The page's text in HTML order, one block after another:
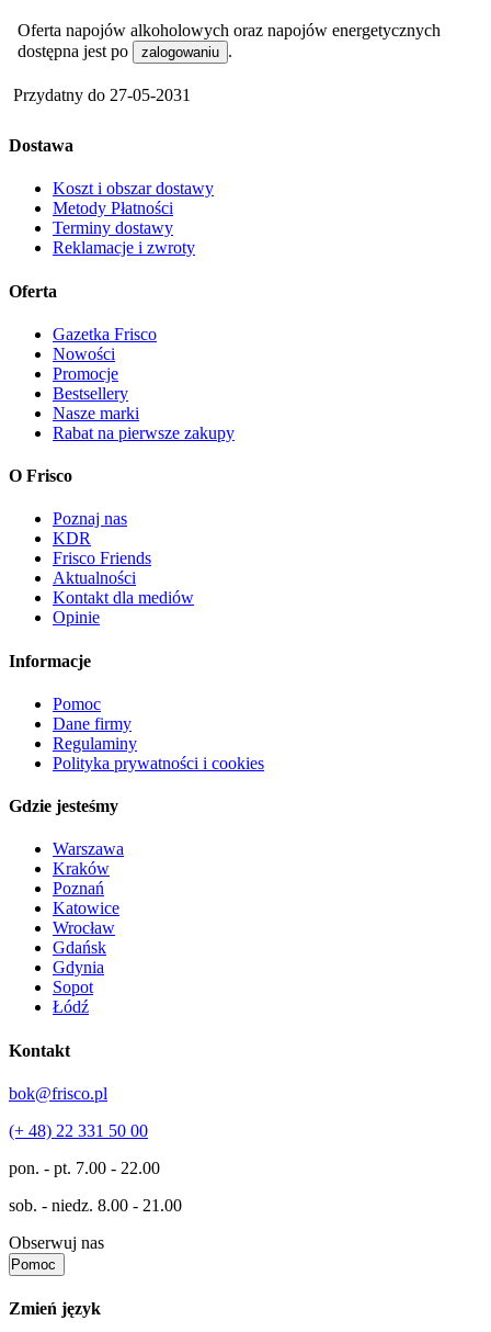
Oferta napojów alkoholowych oraz napojów energetycznych
dostępna jest po
zalogowaniu .
Przydatny do 27-05-2031
Dostawa
Koszt i obszar dostawy
Metody Płatności
Terminy dostawy
Reklamacje i zwroty
Oferta
Gazetka Frisco
Nowości
Promocje
Bestsellery
Nasze marki
Rabat na pierwsze zakupy
O Frisco
Poznaj nas
KDR
Frisco Friends
Aktualności
Kontakt dla mediów
Opinie
Informacje
Pomoc
Dane firmy
Regulaminy
Polityka prywatności i cookies
Gdzie jesteśmy
Warszawa
Kraków
Poznań
Katowice
Wrocław
Gdańsk
Gdynia
Sopot
Łódź
Kontakt
bok@frisco.pl
(+ 48) 22 331 50 00
pon. - pt. 7.00 - 22.00
sob. - niedz. 8.00 - 21.00
Obserwuj nas
Pomoc
Zmień język